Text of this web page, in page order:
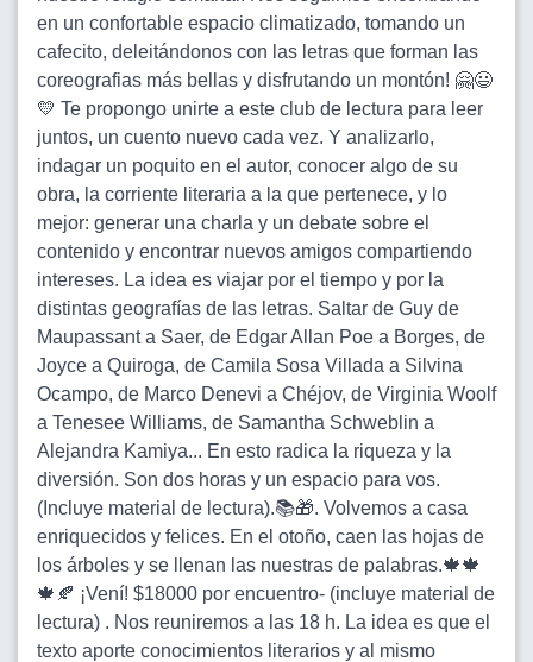
en un confortable espacio climatizado, tomando un
cafecito, deleitándonos con las letras que forman las
coreografias más bellas y disfrutando un montón! 🤗😃
💛 Te propongo unirte a este club de lectura para leer
juntos, un cuento nuevo cada vez. Y analizarlo,
indagar un poquito en el autor, conocer algo de su
obra, la corriente literaria a la que pertenece, y lo
mejor: generar una charla y un debate sobre el
contenido y encontrar nuevos amigos compartiendo
intereses. La idea es viajar por el tiempo y por la
distintas geografías de las letras. Saltar de Guy de
Maupassant a Saer, de Edgar Allan Poe a Borges, de
Joyce a Quiroga, de Camila Sosa Villada a Silvina
Ocampo, de Marco Denevi a Chéjov, de Virginia Woolf
a Tenesee Williams, de Samantha Schweblin a
Alejandra Kamiya... En esto radica la riqueza y la
diversión. Son dos horas y un espacio para vos.
(Incluye material de lectura).📚🎁. Volvemos a casa
enriquecidos y felices. En el otoño, caen las hojas de
los árboles y se llenan las nuestras de palabras.🍁🍁
🍁🍂 ¡Vení! $18000 por encuentro- (incluye material de
lectura) . Nos reuniremos a las 18 h. La idea es que el
texto aporte conocimientos literarios y al mismo